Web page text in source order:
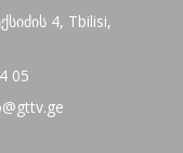
4, Tbilisi,
05